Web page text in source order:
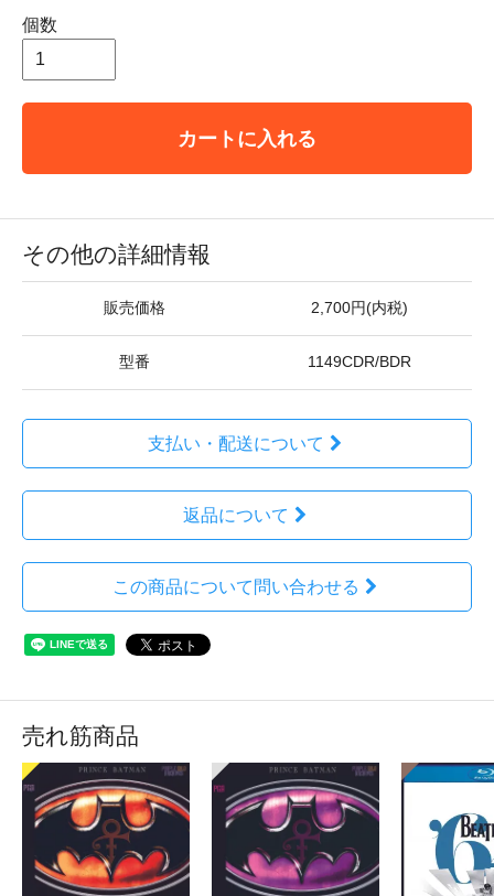
個数
カートに入れる
その他の詳細情報
販売価格 2,700円(内税)
型番 1149CDR/BDR
支払い・配送について
返品について
この商品について問い合わせる
売れ筋商品